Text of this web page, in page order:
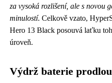
za vysoká rozlišení, ale s novou
minulostí. Celkově vzato,
Hero 13 Black posouvá laťku
úroveň.
Výdrž baterie